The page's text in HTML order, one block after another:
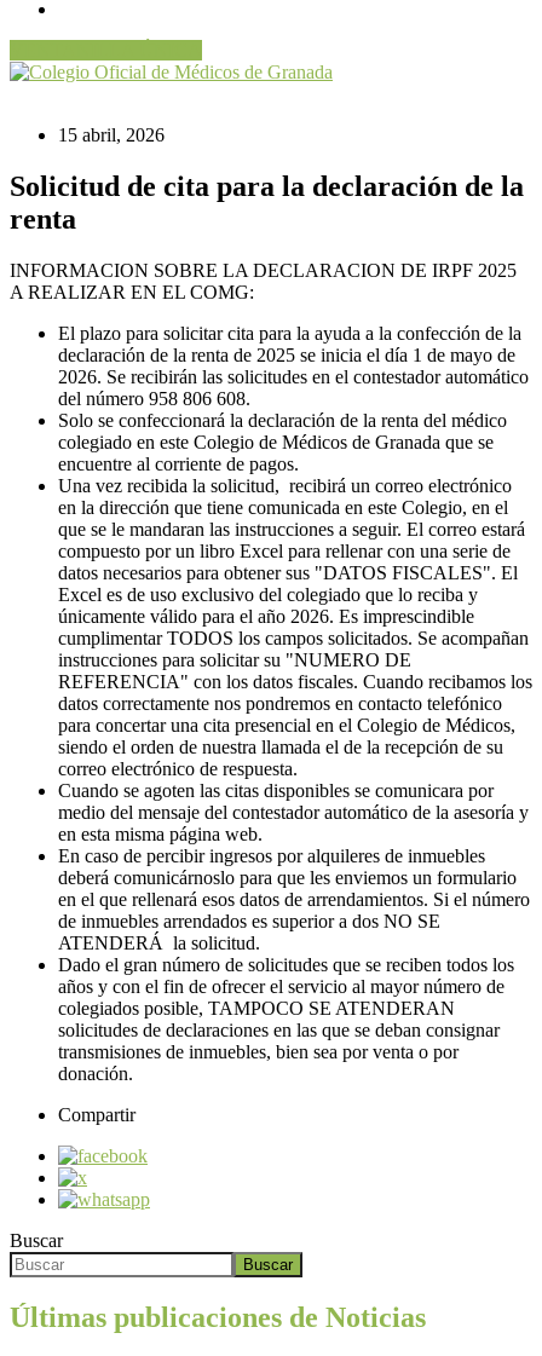
15 abril, 2026
Solicitud de cita para la declaración de la
renta
INFORMACION SOBRE LA DECLARACION DE IRPF 2025
A REALIZAR EN EL COMG:
El plazo para solicitar cita para la ayuda a la confección de la
declaración de la renta de 2025 se inicia el día 1 de mayo de
2026. Se recibirán las solicitudes en el contestador automático
del número 958 806 608.
Solo se confeccionará la declaración de la renta del médico
colegiado en este Colegio de Médicos de Granada que se
encuentre al corriente de pagos.
Una vez recibida la solicitud, recibirá un correo electrónico
en la dirección que tiene comunicada en este Colegio, en el
que se le mandaran las instrucciones a seguir. El correo estará
compuesto por un libro Excel para rellenar con una serie de
datos necesarios para obtener sus "DATOS FISCALES". El
Excel es de uso exclusivo del colegiado que lo reciba y
únicamente válido para el año 2026. Es imprescindible
cumplimentar TODOS los campos solicitados. Se acompañan
instrucciones para solicitar su "NUMERO DE
REFERENCIA" con los datos fiscales. Cuando recibamos los
datos correctamente nos pondremos en contacto telefónico
para concertar una cita presencial en el Colegio de Médicos,
siendo el orden de nuestra llamada el de la recepción de su
correo electrónico de respuesta.
Cuando se agoten las citas disponibles se comunicara por
medio del mensaje del contestador automático de la asesoría y
en esta misma página web.
En caso de percibir ingresos por alquileres de inmuebles
deberá comunicárnoslo para que les enviemos un formulario
en el que rellenará esos datos de arrendamientos. Si el número
de inmuebles arrendados es superior a dos NO SE
ATENDERÁ la solicitud.
Dado el gran número de solicitudes que se reciben todos los
años y con el fin de ofrecer el servicio al mayor número de
colegiados posible, TAMPOCO SE ATENDERAN
solicitudes de declaraciones en las que se deban consignar
transmisiones de inmuebles, bien sea por venta o por
donación.
Compartir
Buscar
Buscar
Últimas publicaciones de Noticias